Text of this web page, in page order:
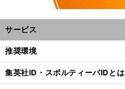
サービス
推奨環境
集英社ID・スポルティーバIDとは